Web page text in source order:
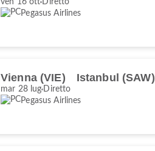
ven 16 ott Diretto
Pegasus Airlines
Vienna (VIE) Istanbul (SAW)
mar 28 lug Diretto
Pegasus Airlines